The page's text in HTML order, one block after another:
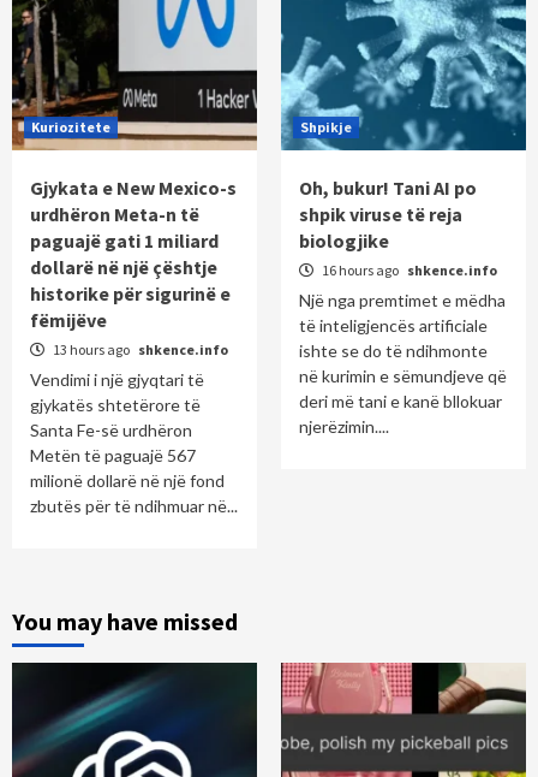
Kuriozitete
Gjykata e New Mexico-s
urdhëron Meta-n të
paguajë gati 1 miliard
dollarë në një çështje
historike për sigurinë e
fëmijëve
13 hours ago shkence.info
Vendimi i një gjyqtari të
gjykatës shtetërore të
Santa Fe-së urdhëron
Metën të paguajë 567
milionë dollarë në një fond
zbutës për të ndihmuar në...
Shpikje
Oh, bukur! Tani AI po
shpik viruse të reja
biologjike
16 hours ago shkence.info
Një nga premtimet e mëdha
të inteligjencës artificiale
ishte se do të ndihmonte
në kurimin e sëmundjeve që
deri më tani e kanë bllokuar
njerëzimin....
You may have missed